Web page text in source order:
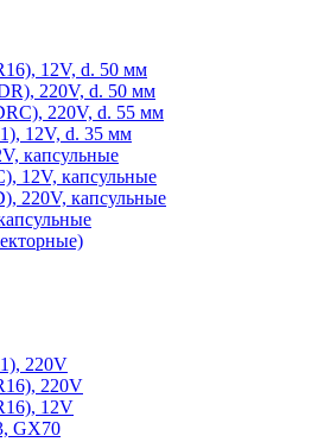
12V, d. 50 мм
220V, d. 50 мм
220V, d. 55 мм
12V, d. 35 мм
капсульные
12V, капсульные
220V, капсульные
220V
220V
12V
GX70